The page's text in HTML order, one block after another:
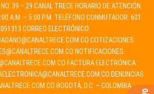
39 – 29 CANAL TRECE HORARIO DE ATENCIÓN:
A.M. – 5:00 P.M. TELÉFONO CONMUTADOR: 601
CORREO ELECTRÓNICO:
COTIZACIONES:
NOTIFICACIONES:
FACTURA ELECTRÓNICA:
DENUNCIAS:
BOGOTÁ, D.C. – COLOMBIA.